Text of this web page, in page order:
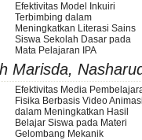
Efektivitas Model Inkuiri
Terbimbing dalam
Meningkatkan Literasi Sains
Siswa Sekolah Dasar pada
Mata Pelajaran IPA
Marisda,
Efektivitas Media
Fisika Berbasis Video
dalam Meningkatkan Hasil
Belajar Siswa pada Materi
Gelombang Mekanik